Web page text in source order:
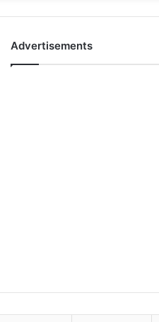
Article
Advertisements